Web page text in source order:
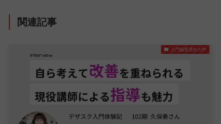
関連記事
入門編受講生の声